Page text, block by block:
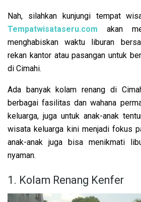
Nah, silahkan kunjungi tempat
Tempatwisataseru.com akan
menghabiskan waktu liburan
rekan kantor atau pasangan untuk
di Cimahi.
Ada banyak kolam renang di
berbagai fasilitas dan wahana
keluarga, juga untuk anak-anak
wisata keluarga kini menjadi fokus
anak-anak juga bisa menikmati
nyaman.
1. Kolam Renang Kenfer